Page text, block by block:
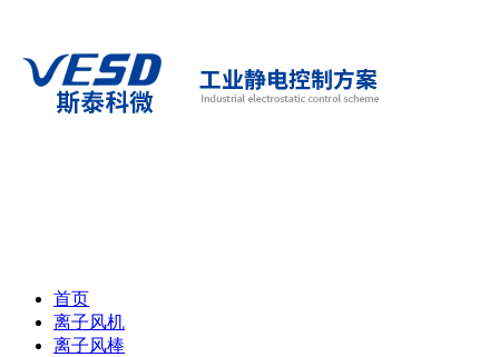
首页
离子风机
离子风棒